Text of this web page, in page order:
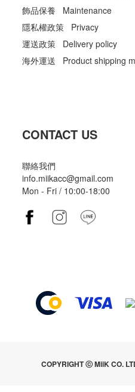
飾品保養 Maintenance
隱私權政策 Privacy
運送政策 Delivery policy
海外運送 Product shipping
CONTACT US
聯絡我們
info.miikacc@gmail.com
Mon - Fri / 10:00-18:00
COPYRIGHT ⓒ MiiK CO.